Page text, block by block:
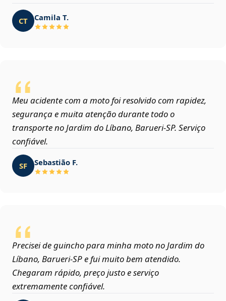
CT Camila T.
Meu acidente com a moto foi resolvido com rapidez,
segurança e muita atenção durante todo o
transporte no Jardim do Líbano, Barueri‑SP. Serviço
confiável.
SF Sebastião F.
Precisei de guincho para minha moto no Jardim do
Líbano, Barueri‑SP e fui muito bem atendido.
Chegaram rápido, preço justo e serviço
extremamente confiável.